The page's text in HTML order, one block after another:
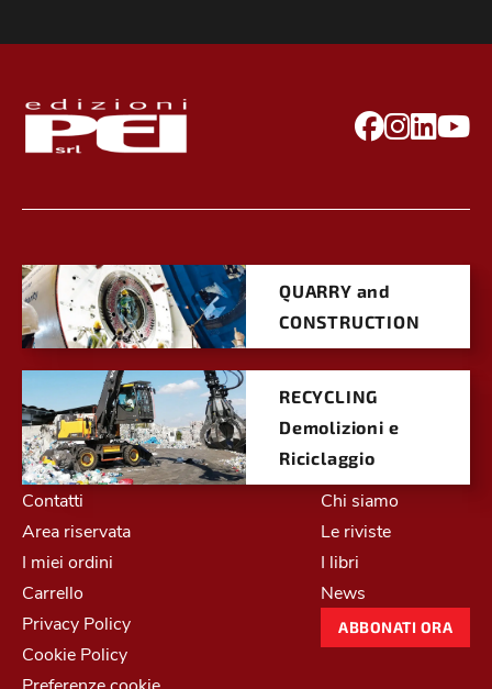
QUARRY and
CONSTRUCTION
RECYCLING
Demolizioni e
Riciclaggio
Contatti
Area riservata
I miei ordini
Carrello
Privacy Policy
Cookie Policy
Preferenze cookie
Chi siamo
Le riviste
I libri
News
ABBONATI ORA